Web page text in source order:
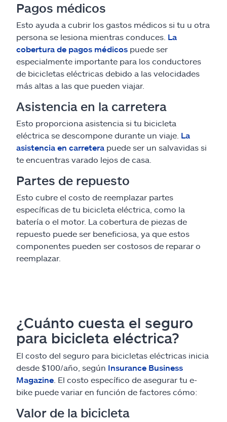
Pagos médicos
Esto ayuda a cubrir los gastos médicos si tu u otra
persona se lesiona mientras conduces. La
cobertura de pagos médicos puede ser
especialmente importante para los conductores
de bicicletas eléctricas debido a las velocidades
más altas a las que pueden viajar.
Asistencia en la carretera
Esto proporciona asistencia si tu bicicleta
eléctrica se descompone durante un viaje. La
asistencia en carretera puede ser un salvavidas si
te encuentras varado lejos de casa.
Partes de repuesto
Esto cubre el costo de reemplazar partes
específicas de tu bicicleta eléctrica, como la
batería o el motor. La cobertura de piezas de
repuesto puede ser beneficiosa, ya que estos
componentes pueden ser costosos de reparar o
reemplazar.
¿Cuánto cuesta el seguro
para bicicleta eléctrica?
El costo del seguro para bicicletas eléctricas inicia
desde $100/año, según Insurance Business
Magazine . El costo específico de asegurar tu e-
bike puede variar en función de factores cómo:
Valor de la bicicleta